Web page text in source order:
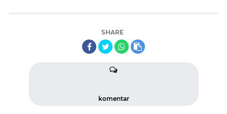
SHARE
komentar